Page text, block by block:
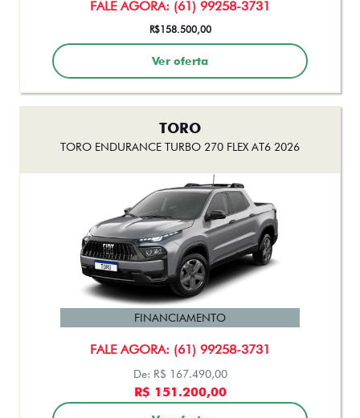
FALE AGORA: (61) 99258-3731
FINANCIAMENTO
De: R$ 167.490,00
R$ 151.200,00
TORO
TORO FREEDOM TURBO 270 FLEX AT6 2027
FINANCIAMENTO